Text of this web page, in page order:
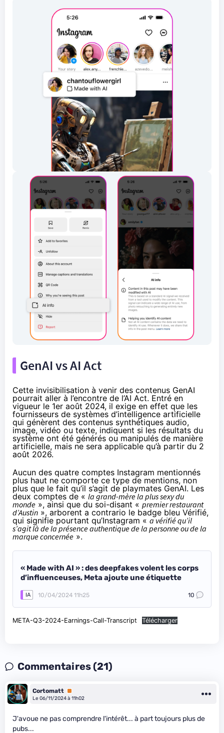
GenAI vs AI Act
Cette invisibilisation à venir des contenus GenAI
pourrait aller à l’encontre de l’AI Act. Entré en
vigueur le 1er août 2024, il exige en effet que les
fournisseurs de systèmes d’intelligence artificielle
qui génèrent des contenus synthétiques audio,
image, vidéo ou texte, indiquent si les résultats du
système ont été générés ou manipulés de manière
artificielle, mais ne sera applicable qu’à partir du 2
août 2026.
Aucun des quatre comptes Instagram mentionnés
plus haut ne comporte ce type de mentions, non
plus que le fait qu’il s’agit de playmates GenAI. Les
deux comptes de « la grand-mère la plus sexy du
monde », ainsi que du soi-disant « premier restaurant
d’Austin », arborent a contrario le badge bleu Vérifié,
qui signifie pourtant qu’Instagram « a vérifié qu’il
s’agit là de la présence authentique de la personne ou de la
marque concernée ».
« Made with AI » : des deepfakes volent les corps
d’influenceuses, Meta ajoute une étiquette
IA 10/04/2024 11h25 10
META-Q3-2024-Earnings-Call-Transcript Télécharger
Commentaires (21)
Cortomatt Premium
Le 06/11/2024 à 11h02
J'avoue ne pas comprendre l'intérêt... à part toujours plus de
pubs...